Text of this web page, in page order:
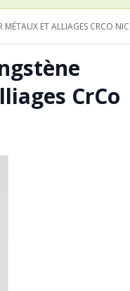
MÉTAUX ET ALLIAGES CRCO
CrCo